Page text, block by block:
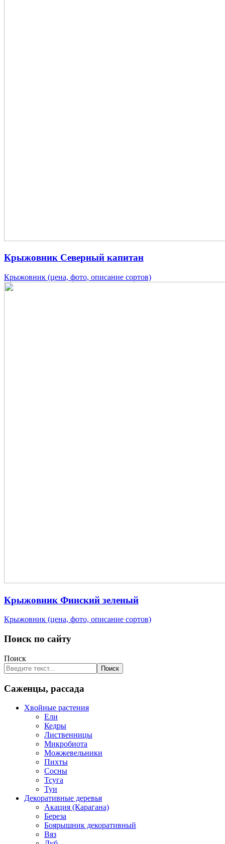
Крыжовник Северный капитан
Крыжовник (цена, фото, описание сортов)
Крыжовник Финский зеленый
Крыжовник (цена, фото, описание сортов)
Поиск по сайту
Поиск
Поиск
Саженцы, рассада
Хвойные растения
Ели
Кедры
Лиственницы
Микробиота
Можжевельники
Пихты
Сосны
Тсуга
Туи
Декоративные деревья
Акация (Карагана)
Береза
Боярышник декоративный
Вяз